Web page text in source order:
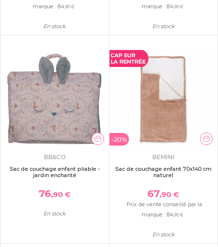
marque :84 ,90 €
En stock
marque : 84,90 €
En stock
BB&CO
Sac de couchage enfant pliable -
jardin enchanté
76,90 €
En stock
-20%
BEMINI
Sac de couchage enfant 70x140 cm
naturel
67,90 €
Prix de vente conseillé par la
marque : 84,90 €
En stock